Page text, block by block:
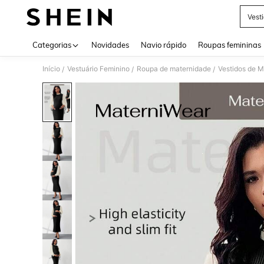
Categorias Novidades Navio rápido Roupas femininas
Início / Vestuário Feminino / Roupa de maternidade / Vestidos de